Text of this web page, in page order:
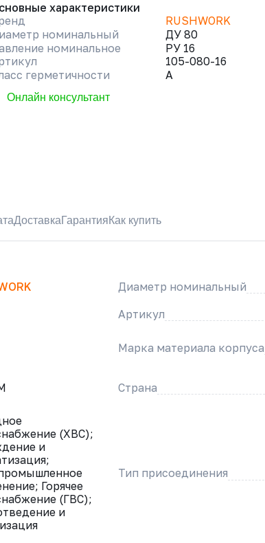
характеристики
RUSHWORK
номинальный
ДУ 80
номинальное
РУ 16
105-080-16
герметичности
A
Онлайн консультант
Доставка Гарантия Как купить
Диаметр номинальный
Артикул
Марка материала корпуса
Страна
(ХВС);
и
Горячее
(ГВС);
и
Тип присоединения